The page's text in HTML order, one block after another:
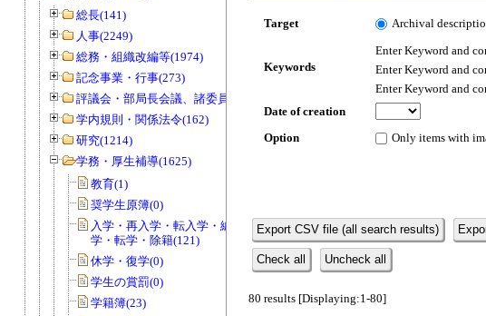
総長(141)
人事(2249)
総務・組織改編等(1974)
記念事業・行事(273)
評議会・部局長会議、諸委員会等(1466)
学内規則・関係法令(162)
研究(1214)
学務・厚生補導(1625)
教育(1)
奨学生原簿(0)
入学・再入学・転入学・編入学・退
学・転学・除籍(121)
休学・復学(0)
学生の賞罰(0)
学籍簿(23)
Target Archival
Keywords
Enter Keyword and
Enter Keyword and
Enter Keyword and
Date of creation
Option
Only items with
Export CSV file (all search results)
Check all
Uncheck all
80 results [Displaying:1-80]